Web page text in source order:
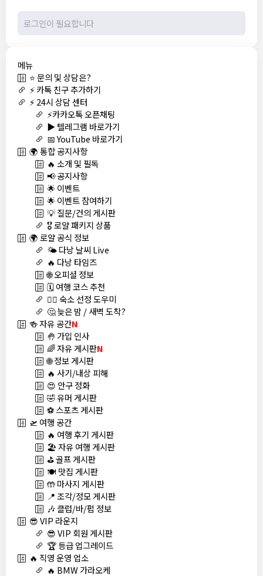
메뉴
⭐ 문의 및 상담은?
⚡ 카톡 친구 추가하기
⚡ 24시 상담 센터
⚡카카오톡 오픈채팅
▶️ 텔레그램 바로가기
📅 YouTube 바로가기
🌍 통합 공지사항
🔥 소개 및 필독
📢 공지사항
🌟 이벤트
🌟 이벤트 참여하기
💡 질문/건의 게시판
🎖️ 로얄 패키지 상품
🌍 로얄 공식 정보
🌤️ 다낭 날씨 Live
🔥 다낭 타임즈
🌐 오피셜 정보
🗓️ 여행 코스 추천
🏊‍♀️ 숙소 선정 도우미
🤔 늦은 밤 / 새벽 도착?
🍻 자유 공간N
🤚 가입 인사
🌈 자유 게시판N
🌐 정보 게시판
🔥 사기/내상 피해
😍 안구 정화
🤣 유머 게시판
⚽ 스포츠 게시판
🛫 여행 공간
🔥 여행 후기 게시판
🏖️ 자유 여행 게시판
⛳ 골프 게시판
🍽️ 맛집 게시판
🤲 마사지 게시판
📍 조각/정모 게시판
🎶 클럽/바/펍 정보
😎 VIP 라운지
😎 VIP 회원 게시판
🏆 등급 업그레이드
🔥 직영 운영 업소
🔥 BMW 가라오케